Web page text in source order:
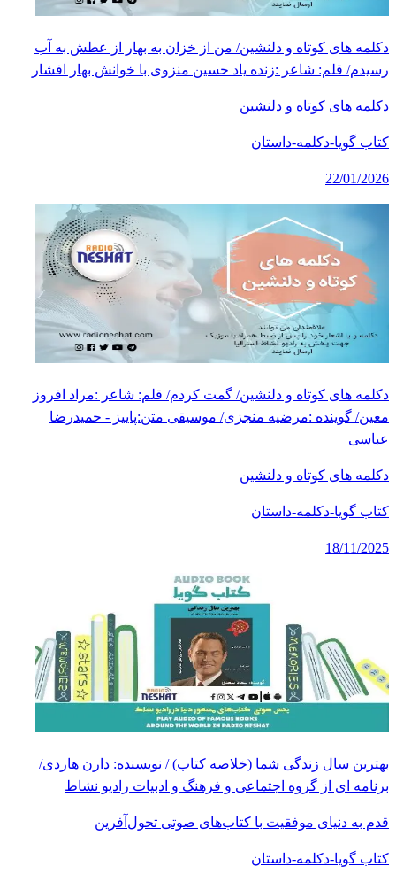
دکلمه های کوتاه و دلنشین/ من از خزان به بهار از عطش به آب
رسیدم/ قلم: شاعر :زنده یاد حسین منزوی با خوانش بهار افشار
دکلمه های کوتاه و دلنشین
کتاب گویا-دکلمه-داستان
22/01/2026
دکلمه های کوتاه و دلنشین/ گمت کردم/ قلم: شاعر :مراد افروز
معین/ گوینده :مرضیه منجزی/ موسیقی متن:پاییز - حمیدرضا
عباسی
دکلمه های کوتاه و دلنشین
کتاب گویا-دکلمه-داستان
18/11/2025
بهترین سال زندگی شما (خلاصه کتاب) / نویسنده: دارن هاردی/
برنامه ای از گروه اجتماعی و فرهنگ و ادبیات رادیو نشاط
قدم به دنیای موفقیت با کتاب‌های صوتی تحول‌آفرین
کتاب گویا-دکلمه-داستان